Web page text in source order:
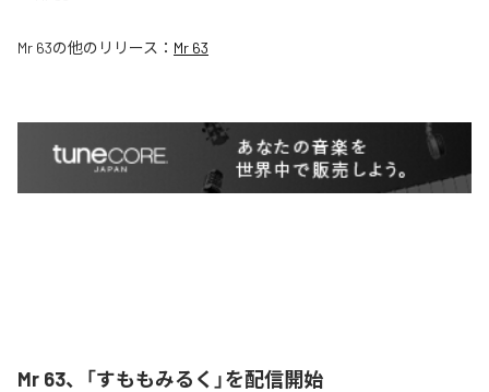
Mr 63の他のリリース： Mr 63
Mr 63、「すももみるく」を配信開始